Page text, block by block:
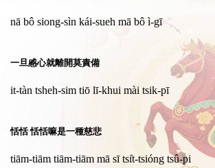
nā bô siong-sìn kái-sueh mā bô ì-gī
一旦慼心就離開莫責備
it-tàn tsheh-sim tiō lī-khui mài tsik-pī
恬恬 恬恬嘛是一種慈悲
tiām-tiām tiām-tiām mā sī tsi̍t-tsióng tsû-pi